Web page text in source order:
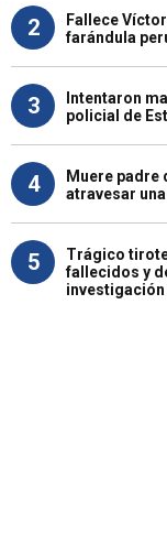
2
Fallece
farándula
3
Intentaron
policial de
4
Muere padre
atravesar
5
Trágico
fallecidos y
investigación